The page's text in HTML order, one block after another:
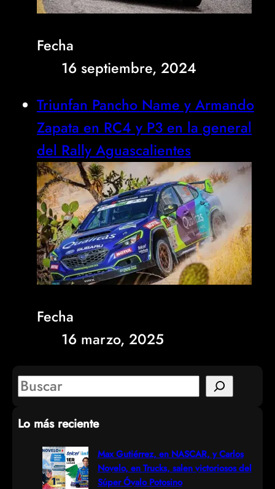
Fecha
16 septiembre, 2024
Triunfan Pancho Name y Armando
Zapata en RC4 y P3 en la general
del Rally Aguascalientes
Fecha
16 marzo, 2025
S
a
Lo más reciente
Max Gutiérrez, en NASCAR, y Carlos
Novelo, en Trucks, salen victoriosos del
Súper Óvalo Potosino